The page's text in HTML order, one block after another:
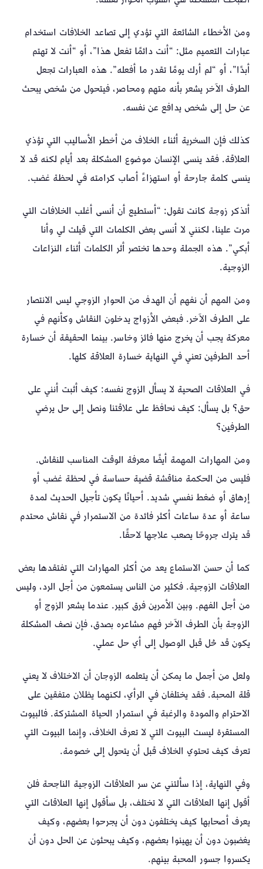
ومن الأخطاء الشائعة التي تؤدي إلى تصاعد الخلافات استخدام
عبارات التعميم مثل: “أنت دائمًا تفعل هذا”، أو “أنت لا تهتم
أبدًا”، أو “لم أرك يومًا تقدر ما أفعله”. هذه العبارات تجعل
الطرف الآخر يشعر بأنه متهم ومحاصر، فيتحول من شخص يبحث
عن حل إلى شخص يدافع عن نفسه.
كذلك فإن السخرية أثناء الخلاف من أخطر الأساليب التي تؤذي
العلاقة. فقد ينسى الإنسان موضوع المشكلة بعد أيام لكنه قد لا
ينسى كلمة جارحة أو استهزاءً أصاب كرامته في لحظة غضب.
أتذكر زوجة كانت تقول: “أستطيع أن أنسى أغلب الخلافات التي
مرت علينا، لكنني لا أنسى بعض الكلمات التي قيلت لي وأنا
أبكي”. هذه الجملة وحدها تختصر أثر الكلمات أثناء النزاعات
الزوجية.
ومن المهم أن نفهم أن الهدف من الحوار الزوجي ليس الانتصار
على الطرف الآخر. فبعض الأزواج يدخلون النقاش وكأنهم في
معركة يجب أن يخرج منها فائز وخاسر. بينما الحقيقة أن خسارة
أحد الطرفين تعني في النهاية خسارة العلاقة كلها.
في العلاقات الصحية لا يسأل الزوج نفسه: كيف أثبت أنني على
حق؟ بل يسأل: كيف نحافظ على علاقتنا ونصل إلى حل يرضي
الطرفين؟
ومن المهارات المهمة أيضًا معرفة الوقت المناسب للنقاش.
فليس من الحكمة مناقشة قضية حساسة في لحظة غضب أو
إرهاق أو ضغط نفسي شديد. أحيانًا يكون تأجيل الحديث لمدة
ساعة أو عدة ساعات أكثر فائدة من الاستمرار في نقاش محتدم
قد يترك جروحًا يصعب علاجها لاحقًا.
كما أن حسن الاستماع يعد من أكثر المهارات التي تفتقدها بعض
العلاقات الزوجية. فكثير من الناس يستمعون من أجل الرد، وليس
من أجل الفهم. وبين الأمرين فرق كبير. عندما يشعر الزوج أو
الزوجة بأن الطرف الآخر فهم مشاعره بصدق، فإن نصف المشكلة
يكون قد حُل قبل الوصول إلى أي حل عملي.
ولعل من أجمل ما يمكن أن يتعلمه الزوجان أن الاختلاف لا يعني
قلة المحبة. فقد يختلفان في الرأي، لكنهما يظلان متفقين على
الاحترام والمودة والرغبة في استمرار الحياة المشتركة. فالبيوت
المستقرة ليست البيوت التي لا تعرف الخلاف، وإنما البيوت التي
تعرف كيف تحتوي الخلاف قبل أن يتحول إلى خصومة.
وفي النهاية، إذا سألتني عن سر العلاقات الزوجية الناجحة فلن
أقول إنها العلاقات التي لا تختلف، بل سأقول إنها العلاقات التي
يعرف أصحابها كيف يختلفون دون أن يجرحوا بعضهم، وكيف
يغضبون دون أن يهينوا بعضهم، وكيف يبحثون عن الحل دون أن
يكسروا جسور المحبة بينهم.